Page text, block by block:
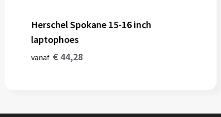
Herschel Spokane 15-16 inch
laptophoes
vanaf € 44,28